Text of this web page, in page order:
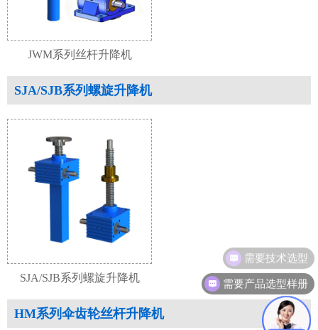
JWM系列丝杆升降机
SJA/SJB系列螺旋升降机
SJA/SJB系列螺旋升降机
HM系列伞齿轮丝杆升降机
需要技术选型
需要产品选型样册